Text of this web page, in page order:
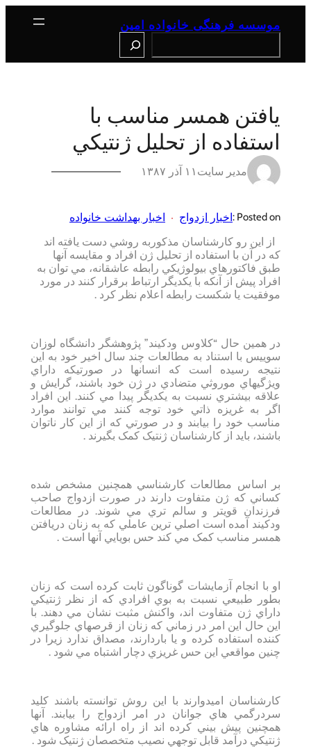
موسسه فرهنگی خانواده امین
يافتن همسر مناسب با
استفاده از تحليل ژنتيکي
مدیر سایت ۱۱ آذر ۱۳۸۷
Posted on : اخبار ازدواج
اخبار بهداشت خانواده
از اين رو کارشناسان مذکوربه روشي دست يافته اند
که در آن با استفاده از تحليل ژن افراد و مقايسه آنها
طبق فاکتورهاي بيولوژيکي رابطه عاشقانه، مي توان به
افراد پيش از آنکه با يکديگر ارتباط برقرار کنند در مورد
موفقيت يا شکست رابطه اعلام نظر کرد .
در همين حال “کلاوس ودکيند” پژوهشگر دانشگاه لوزان
سوييس با استناد به مطالعات چند سال اخير خود به اين
نتيجه رسيده است که انسانها در صورتيکه داراي
ويژگيهاي موروثي متضادي در ژن خود باشند، گرايش و
علاقه بيشتري نسبت به يکديگر پيدا مي کنند. اين افراد
اگر به غريزه ذاتي خود توجه کنند مي توانند موارد
مناسب خود را بيابند و در صورتي که از اين کار ناتوان
باشند، بايد از کارشناسان ژنتيک کمک بگيرند .
بر اساس مطالعات کارشناسي همچنين مشخص شده
کساني که ژن متفاوت دارند در صورت ازدواج صاحب
فرزندان قويتر و سالم تري مي شوند. در مطالعات
ودکيند آمده است اصلي ترين عاملي که به زنان دريافتن
همسر مناسب کمک مي کند حس بويايي آنها است .
او با انجام آزمايشات گوناگون ثابت کرده است که زنان
بطور طبيعي نسبت به بوي افرادي که از نظر ژنتيکي
داراي ژن متفاوت اند، واکنش مثبت نشان مي دهند. با
اين حال اين امر در زماني که زنان از قرصهاي جلوگيري
کننده استفاده کرده و يا باردارند، مصداق ندارد زيرا در
چنين مواقعي اين حس غريزي دچار اشتباه مي شود .
کارشناسان اميدوارند با اين روش توانسته باشند کليد
سردرگمي هاي جوانان در امر ازدواج را بيابند. آنها
همچنين پيش بيني کرده اند از راه ارائه مشاوره هاي
ژنتيکي درآمد قابل توجهي نصيب متخصصان ژنتيک شود .